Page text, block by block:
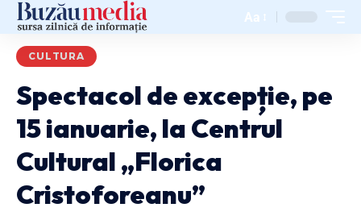
Aa
CULTURA
Spectacol de excepție, pe
15 ianuarie, la Centrul
Cultural „Florica
Cristoforeanu”